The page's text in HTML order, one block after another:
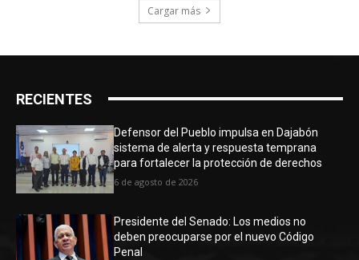
Cargar más
RECIENTES
Defensor del Pueblo impulsa en Dajabón
sistema de alerta y respuesta temprana
para fortalecer la protección de derechos
6 de agosto de 2026
Presidente del Senado: Los medios no
deben preocuparse por el nuevo Código
Penal